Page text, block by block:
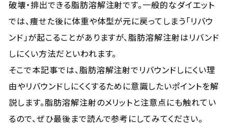
破壊・排出できる脂肪溶解注射です。一般的なダイエット
では、痩せた後に体重や体型が元に戻ってしまう「リバウ
ンド」が起こることがありますが、脂肪溶解注射はリバンド
しにくい方法だといわれます。
そこで本記事では、脂肪溶解注射でリバウンドしにくい理
由やリバウンドしにくくするために意識したいポイントを解
説します。脂肪溶解注射のメリットと注意点にも触れてい
るので、ぜひ最後まで読んで参考にしてみてください。